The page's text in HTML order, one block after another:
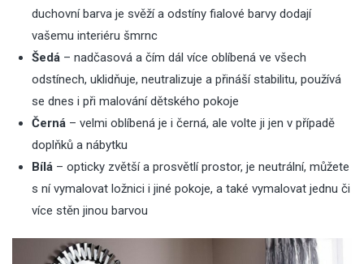
duchovní barva je svěží a odstíny fialové barvy dodají
vašemu interiéru šmrnc
Šedá – nadčasová a čím dál více oblíbená ve všech
odstínech, uklidňuje, neutralizuje a přináší stabilitu, používá
se dnes i při malování dětského pokoje
Černá – velmi oblíbená je i černá, ale volte ji jen v případě
doplňků a nábytku
Bílá – opticky zvětší a prosvětlí prostor, je neutrální, můžete
s nívymalovat ložnici i jiné pokoje, a také vymalovat jednu či
více stěn jinou barvou